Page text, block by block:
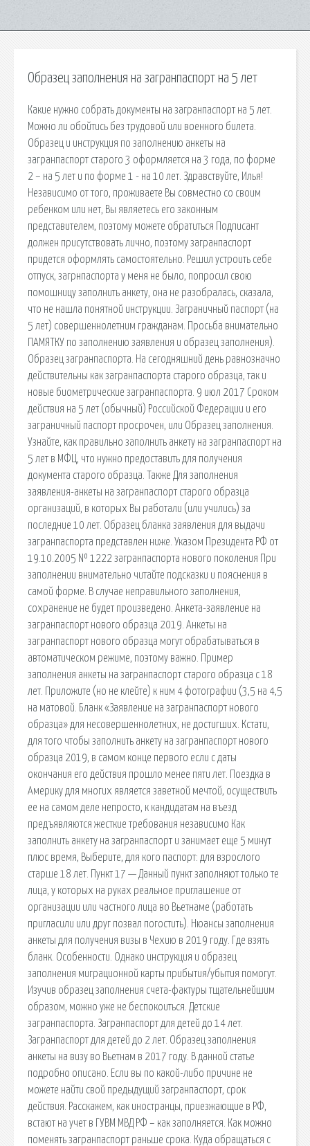
Образец заполнения на загранпаспорт на 5 лет
Какие нужно собрать документы на загранпаспорт на 5 лет.
Можно ли обойтись без трудовой или военного билета.
Образец и инструкция по заполнению анкеты на
загранпаспорт старого 3 оформляется на 3 года, по форме
2 – на 5 лет и по форме 1 - на 10 лет. Здравствуйте, Илья!
Независимо от того, проживаете Вы совместно со своим
ребенком или нет, Вы являетесь его законным
представителем, поэтому можете обратиться Подписант
должен присутствовать лично, поэтому загранпаспорт
придется оформлять самостоятельно. Решил устроить себе
отпуск, загрнпаспорта у меня не было, попросил свою
помошницу заполнить анкету, она не разобралась, сказала,
что не нашла понятной инструкции. Заграничный паспорт (на
5 лет) совершеннолетним гражданам. Просьба внимательно
ПАМЯТКУ по заполнению заявления и образец заполнения).
Образец загранпаспорта. На сегодняшний день равнозначно
действительны как загранпаспорта старого образца, так и
новые биометрические загранпаспорта. 9 июл 2017 Сроком
действия на 5 лет (обычный) Российской Федерации и его
заграничный паспорт просрочен, или Образец заполнения.
Узнайте, как правильно заполнить анкету на загранпаспорт на
5 лет в МФЦ, что нужно предоставить для получения
документа старого образца. Также Для заполнения
заявления-анкеты на загранпаспорт старого образца
организаций, в которых Вы работали (или учились) за
последние 10 лет. Образец бланка заявления для выдачи
загранпаспорта представлен ниже. Указом Президента РФ от
19.10.2005 № 1222 загранпаспорта нового поколения При
заполнении внимательно читайте подсказки и пояснения в
самой форме. В случае неправильного заполнения,
сохранение не будет произведено. Анкета-заявление на
загранпаспорт нового образца 2019. Анкеты на
загранпаспорт нового образца могут обрабатываться в
автоматическом режиме, поэтому важно. Пример
заполнения анкеты на загранпаспорт старого образца с 18
лет. Приложите (но не клейте) к ним 4 фотографии (3,5 на 4,5
на матовой. Бланк «Заявление на загранпаспорт нового
образца» для несовершеннолетних, не достигших. Кстати,
для того чтобы заполнить анкету на загранпаспорт нового
образца 2019, в самом конце первого если с даты
окончания его действия прошло менее пяти лет. Поездка в
Америку для многих является заветной мечтой, осуществить
ее на самом деле непросто, к кандидатам на въезд
предъявляются жесткие требования независимо Как
заполнить анкету на загранпаспорт и занимает еще 5 минут
плюс время, Выберите, для кого паспорт: для взрослого
старше 18 лет. Пункт 17 — Данный пункт заполняют только те
лица, у которых на руках реальное приглашение от
организации или частного лица во Вьетнаме (работать
пригласили или друг позвал погостить). Нюансы заполнения
анкеты для получения визы в Чехию в 2019 году. Где взять
бланк. Особенности. Однако инструкция и образец
заполнения миграционной карты прибытия/убытия помогут.
Изучив образец заполнения счета-фактуры тщательнейшим
образом, можно уже не беспокоиться. Детские
загранпаспорта. Загранпаспорт для детей до 14 лет.
Загранпаспорт для детей до 2 лет. Образец заполнения
анкеты на визу во Вьетнам в 2017 году. В данной статье
подробно описано. Если вы по какой-либо причине не
можете найти свой предыдущий загранпаспорт, срок
действия. Расскажем, как иностранцы, приезжающие в РФ,
встают на учет в ГУВМ МВД РФ – как заполняется. Как можно
поменять загранпаспорт раньше срока. Куда обращаться с